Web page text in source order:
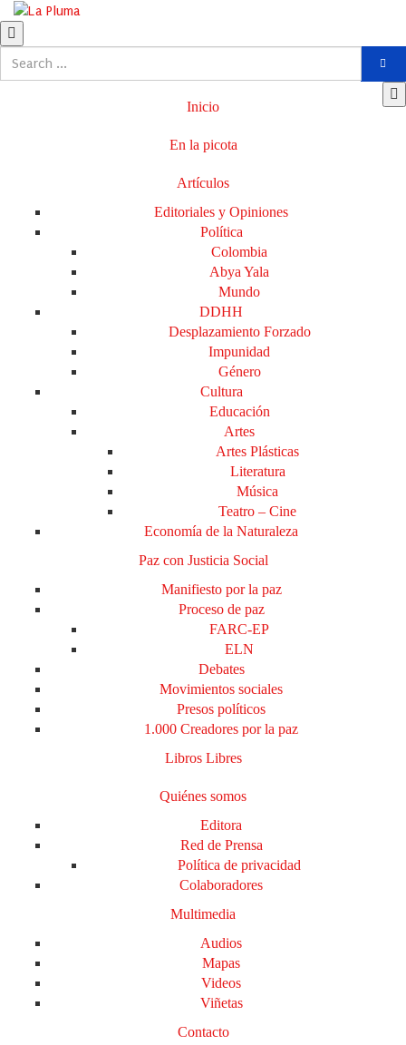
Inicio
En la picota
Artículos
Editoriales y Opiniones
Política
Colombia
Abya Yala
Mundo
DDHH
Desplazamiento Forzado
Impunidad
Género
Cultura
Educación
Artes
Artes Plásticas
Literatura
Música
Teatro – Cine
Economía de la Naturaleza
Paz con Justicia Social
Manifiesto por la paz
Proceso de paz
FARC-EP
ELN
Debates
Movimientos sociales
Presos políticos
1.000 Creadores por la paz
Libros Libres
Quiénes somos
Editora
Red de Prensa
Política de privacidad
Colaboradores
Multimedia
Audios
Mapas
Videos
Viñetas
Contacto